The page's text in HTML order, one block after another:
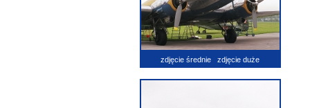
zdjęcie średnie zdjęcie duże